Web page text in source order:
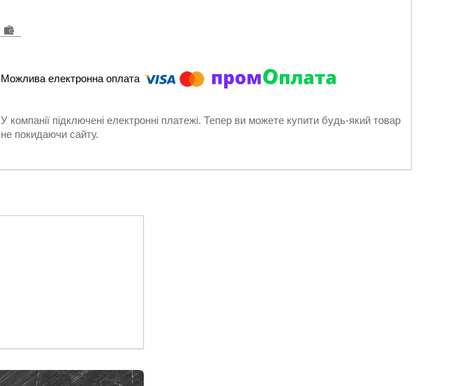
У компанії підключені електронні платежі. Тепер ви можете купити будь-який товар
не покидаючи сайту.